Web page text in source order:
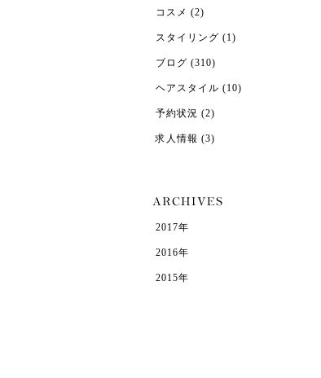
コスメ (2)
スタイリング (1)
ブログ (310)
ヘアスタイル (10)
予約状況 (2)
求人情報 (3)
2017年
2016年
2015年